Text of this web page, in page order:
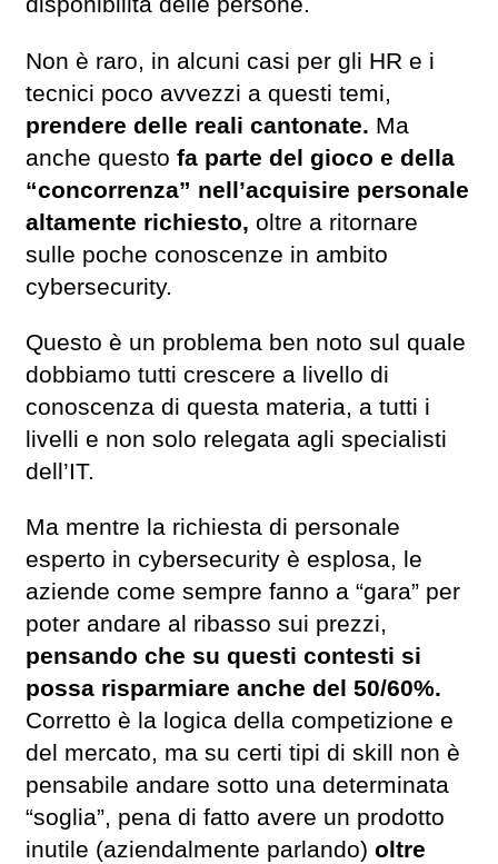
Non è raro, in alcuni casi per gli HR e i
tecnici poco avvezzi a questi temi,
prendere delle reali cantonate. Ma
anche questo fa parte del gioco e della
“concorrenza” nell’acquisire personale
altamente richiesto, oltre a ritornare
sulle poche conoscenze in ambito
cybersecurity.
Questo è un problema ben noto sul quale
dobbiamo tutti crescere a livello di
conoscenza di questa materia, a tutti i
livelli e non solo relegata agli specialisti
dell’IT.
Ma mentre la richiesta di personale
esperto in cybersecurity è esplosa, le
aziende come sempre fanno a “gara” per
poter andare al ribasso sui prezzi,
pensando che su questi contesti si
possa risparmiare anche del 50/60%.
Corretto è la logica della competizione e
del mercato, ma su certi tipi di skill non è
pensabile andare sotto una determinata
“soglia”, pena di fatto avere un prodotto
inutile (aziendalmente parlando) oltre